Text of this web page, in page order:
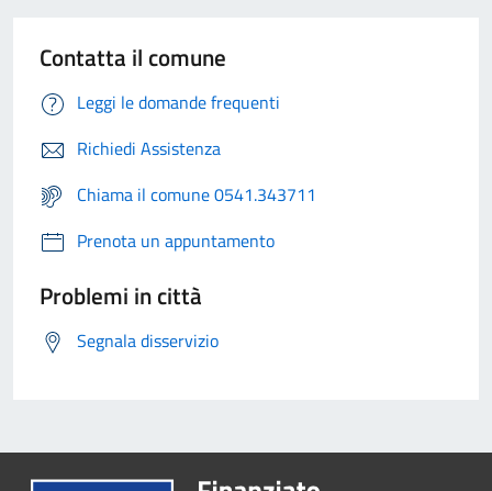
Contatta il comune
Leggi le domande frequenti
Richiedi Assistenza
Chiama il comune 0541.343711
Prenota un appuntamento
Problemi in città
Segnala disservizio